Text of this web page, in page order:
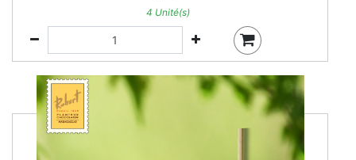
4 Unité(s)